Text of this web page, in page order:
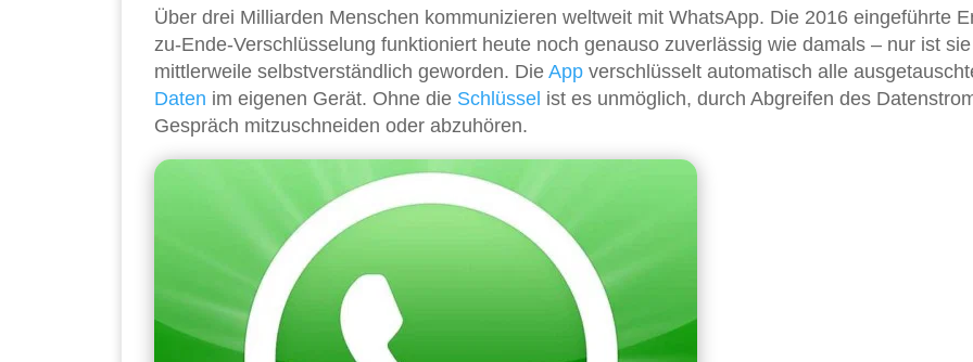
Über drei Milliarden Menschen kommunizieren weltweit mit WhatsApp. Die 2016 eingeführte
zu-Ende-Verschlüsselung funktioniert heute noch genauso zuverlässig wie damals – nur ist sie
mittlerweile selbstverständlich geworden. Die App verschlüsselt automatisch alle
Daten im eigenen Gerät. Ohne die Schlüssel ist es unmöglich, durch Abgreifen des
Gespräch mitzuschneiden oder abzuhören.